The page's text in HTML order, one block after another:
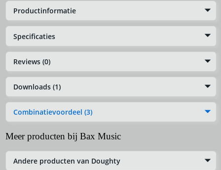
Productinformatie
Specificaties
Reviews (0)
Downloads (1)
Combinatievoordeel (3)
Meer producten bij Bax Music
Andere producten van Doughty